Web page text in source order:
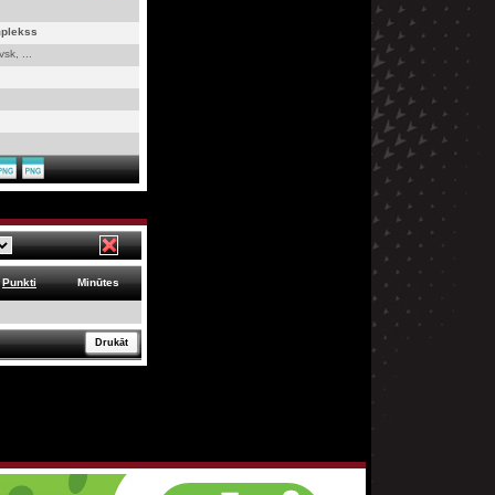
...
Punkti Minūtes
Drukāt